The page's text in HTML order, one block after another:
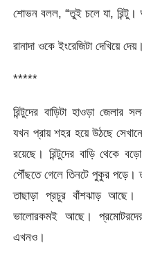
শোভন বলল, “তুই চলে যা, রিন্টু।
রানাদা ওকে ইংরেজিটা দেখিয়ে দেয়।
*****
রিন্টুদের বাড়িটা হাওড়া
যখন প্রায় শহর হয়ে উঠছে
রয়েছে। রিন্টুদের বাড়ি থেকে
পৌঁছতে গেলে তিনটে পুকুর
তাছাড়া প্রচুর বাঁশঝাড় আছে।
ভালোরকমই আছে।
এখনও।